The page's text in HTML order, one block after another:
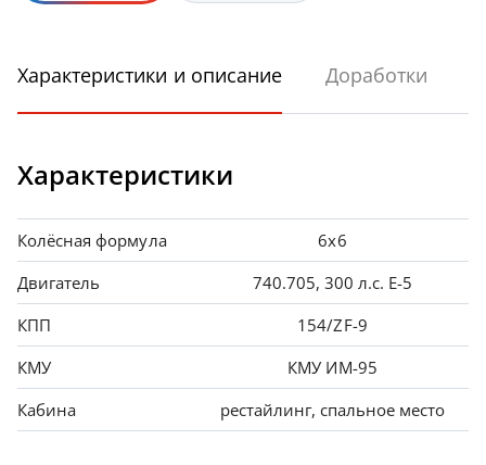
Характеристики и описание Доработки
Характеристики
Колёсная формула
6х6
Двигатель
740.705, 300 л.с. Е-5
КПП
154/ZF-9
КМУ
КМУ ИМ-95
Кабина
рестайлинг, спальное место